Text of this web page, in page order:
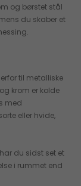
og børstet stål
du skaber et
til metalliske
krom er kolde
med
eller hvide,
du sidst set et
i rummet end